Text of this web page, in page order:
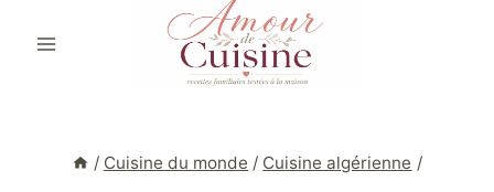
/ Cuisine du monde / Cuisine algérienne /